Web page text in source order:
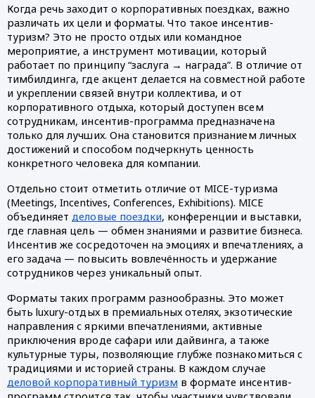
Когда речь заходит о корпоративных поездках, важно
различать их цели и форматы. Что такое инсентив-
туризм? Это не просто отдых или командное
мероприятие, а инструмент мотивации, который
работает по принципу “заслуга → награда”. В отличие от
тимбилдинга, где акцент делается на совместной работе
и укреплении связей внутри коллектива, и от
корпоративного отдыха, который доступен всем
сотрудникам, инсентив-программа предназначена
только для лучших. Она становится признанием личных
достижений и способом подчеркнуть ценность
конкретного человека для компании.
Отдельно стоит отметить отличие от MICE-туризма
(Meetings, Incentives, Conferences, Exhibitions). MICE
объединяет деловые поездки, конференции и выставки,
где главная цель — обмен знаниями и развитие бизнеса.
Инсентив же сосредоточен на эмоциях и впечатлениях, а
его задача — повысить вовлечённость и удержание
сотрудников через уникальный опыт.
Форматы таких программ разнообразны. Это может
быть luxury-отдых в премиальных отелях, экзотические
направления с яркими впечатлениями, активные
приключения вроде сафари или дайвинга, а также
культурные туры, позволяющие глубже познакомиться с
традициями и историей страны. В каждом случае
деловой корпоративный туризм в формате инсентив-